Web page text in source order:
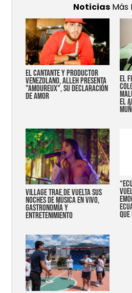
Noticias Más
EL CANTANTE Y PRODUCTOR
VENEZOLANO, ALLEH PRESENTA
"AMOUREUX", SU DECLARACIÓN
DE AMOR
EL
EL
Village trae de vuelta sus
noches de música en vivo,
gastronomía y
entretenimiento